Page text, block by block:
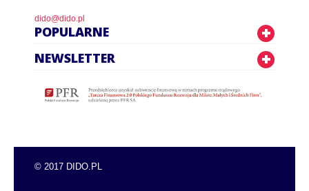
dido@dido.pl
POPULARNE
NEWSLETTER
© 2017 DIDO.PL